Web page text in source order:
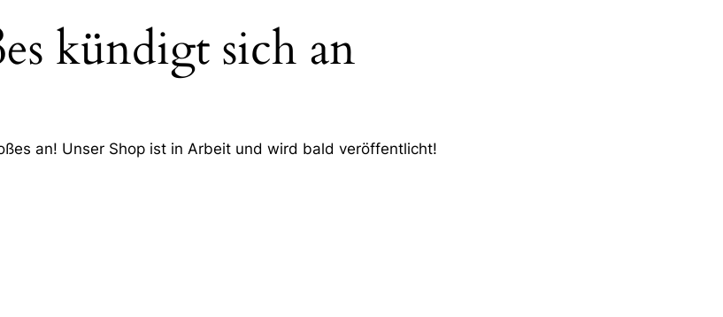
kündigt sich an
an! Unser Shop ist in Arbeit und wird bald veröffentlicht!